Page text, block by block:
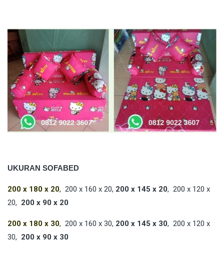
UKURAN SOFABED
200 x 180 x 20, 200 x 160 x 20, 200 x 145 x 20, 200 x 120 x
20, 200 x 90 x 20
200 x 180 x 30, 200 x 160 x 30, 200 x 145 x 30, 200 x 120 x
30, 200 x 90 x 30